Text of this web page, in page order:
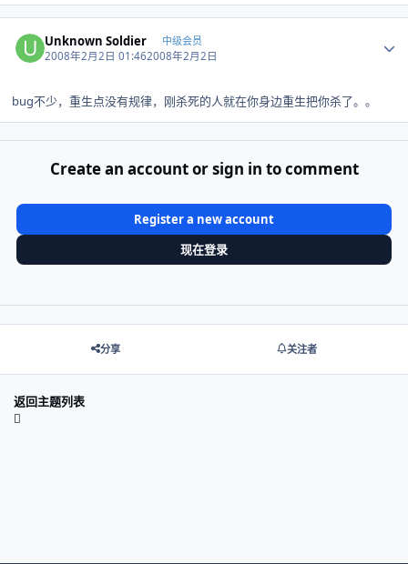
Unknown Soldier 中级会员
2008年2月2日 01:462008年2月2日
bug不少，重生点没有规律，刚杀死的人就在你身边重生把你杀了。。
Create an account or sign in to comment
Register a new account
现在登录
分享 关注者
返回主题列表